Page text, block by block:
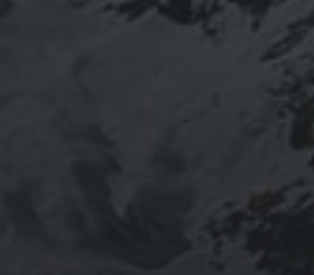
LOCATION DE VOITURE À